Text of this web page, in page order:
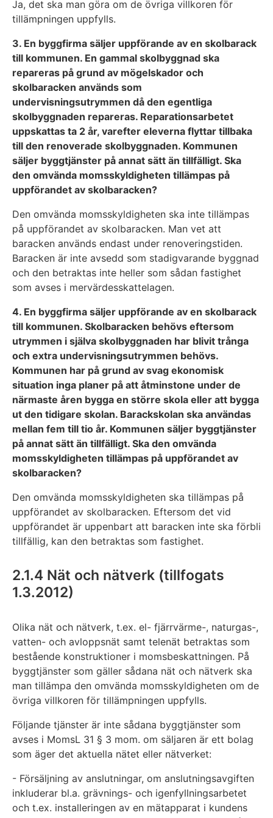
Ja, det ska man göra om de övriga villkoren för
tillämpningen uppfylls.
3. En byggfirma säljer uppförande av en skolbarack
till kommunen. En gammal skolbyggnad ska
repareras på grund av mögelskador och
skolbaracken används som
undervisningsutrymmen då den egentliga
skolbyggnaden repareras. Reparationsarbetet
uppskattas ta 2 år, varefter eleverna flyttar tillbaka
till den renoverade skolbyggnaden. Kommunen
säljer byggtjänster på annat sätt än tillfälligt. Ska
den omvända momsskyldigheten tillämpas på
uppförandet av skolbaracken?
Den omvända momsskyldigheten ska inte tillämpas
på uppförandet av skolbaracken. Man vet att
baracken används endast under renoveringstiden.
Baracken är inte avsedd som stadigvarande byggnad
och den betraktas inte heller som sådan fastighet
som avses i mervärdesskattelagen.
4. En byggfirma säljer uppförande av en skolbarack
till kommunen. Skolbaracken behövs eftersom
utrymmen i själva skolbyggnaden har blivit trånga
och extra undervisningsutrymmen behövs.
Kommunen har på grund av svag ekonomisk
situation inga planer på att åtminstone under de
närmaste åren bygga en större skola eller att bygga
ut den tidigare skolan. Barackskolan ska användas
mellan fem till tio år. Kommunen säljer byggtjänster
på annat sätt än tillfälligt. Ska den omvända
momsskyldigheten tillämpas på uppförandet av
skolbaracken?
Den omvända momsskyldigheten ska tillämpas på
uppförandet av skolbaracken. Eftersom det vid
uppförandet är uppenbart att baracken inte ska förbli
tillfällig, kan den betraktas som fastighet.
2.1.4 Nät och nätverk (tillfogats
1.3.2012)
Olika nät och nätverk, t.ex. el- fjärrvärme-, naturgas-,
vatten- och avloppsnät samt telenät betraktas som
bestående konstruktioner i momsbeskattningen. På
byggtjänster som gäller sådana nät och nätverk ska
man tillämpa den omvända momsskyldigheten om de
övriga villkoren för tillämpningen uppfylls.
Följande tjänster är inte sådana byggtjänster som
avses i MomsL 31 § 3 mom. om säljaren är ett bolag
som äger det aktuella nätet eller nätverket:
- Försäljning av anslutningar, om anslutningsavgiften
inkluderar bl.a. grävnings- och igenfyllningsarbetet
och t.ex. installeringen av en mätapparat i kundens